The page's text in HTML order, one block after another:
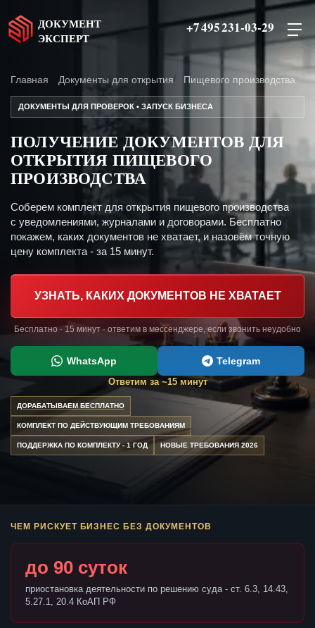
ДОКУМЕНТ
ЭКСПЕРТ
+7 495 231-03-29
Главная Документы для открытия Пищевого производства
ДОКУМЕНТЫ ДЛЯ ПРОВЕРОК • ЗАПУСК БИЗНЕСА
ПОЛУЧЕНИЕ ДОКУМЕНТОВ ДЛЯ
ОТКРЫТИЯ ПИЩЕВОГО
ПРОИЗВОДСТВА
Соберем комплект для открытия пищевого производства
с уведомлениями, журналами и договорами. Бесплатно
покажем, каких документов не хватает, и назовём точную
цену комплекта - за 15 минут.
УЗНАТЬ, КАКИХ ДОКУМЕНТОВ НЕ ХВАТАЕТ
Бесплатно · 15 минут · ответим в мессенджере, если звонить неудобно
WhatsApp Telegram
Ответим за ~15 минут
ДОРАБАТЫВАЕМ БЕСПЛАТНО
КОМПЛЕКТ ПО ДЕЙСТВУЮЩИМ ТРЕБОВАНИЯМ
ПОДДЕРЖКА ПО КОМПЛЕКТУ - 1 ГОД НОВЫЕ ТРЕБОВАНИЯ 2026
ЧЕМ РИСКУЕТ БИЗНЕС БЕЗ ДОКУМЕНТОВ
до 90 суток
приостановка деятельности по решению суда - ст. 6.3, 14.43,
5.27.1, 20.4 КоАП РФ